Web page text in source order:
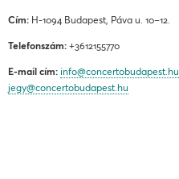
Cím: H-1094 Budapest, Páva u. 10–12.
Telefonszám: +3612155770
E-mail cím: info@concertobudapest.hu
jegy@concertobudapest.hu